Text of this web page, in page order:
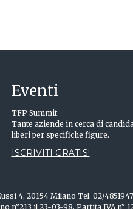
Eventi
TFP Summit
Tante aziende in cerca di
liberi per specifiche figure.
ISCRIVITI GRATIS!
4, 20154 Milano Tel. 02/
il 23-03-98. Partita IVA n°